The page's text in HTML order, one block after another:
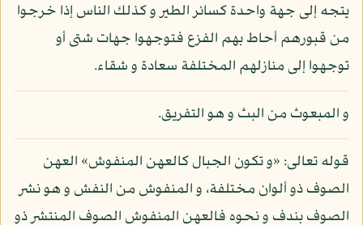
يتجه إلى جهة واحدة كسائر الطير و كذلك الناس إذا خرجوا
من قبورهم أحاط بهم الفزع فتوجهوا جهات شتى أو
توجهوا إلى منازلهم المختلفة سعادة و شقاء.
و المبعوث من البث و هو التفريق.
قوله تعالى: «و تكون الجبال كالعهن المنفوش» العهن
الصوف ذو ألوان مختلفة، و المنفوش من النفش و هو نشر
الصوف بندف و نحوه فالعهن المنفوش الصوف المنتشر ذو